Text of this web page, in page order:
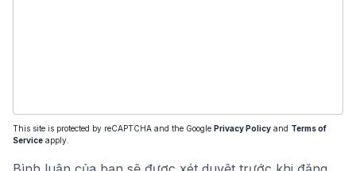
This site is protected by reCAPTCHA and the Google Privacy Policy and Terms of
Service apply.